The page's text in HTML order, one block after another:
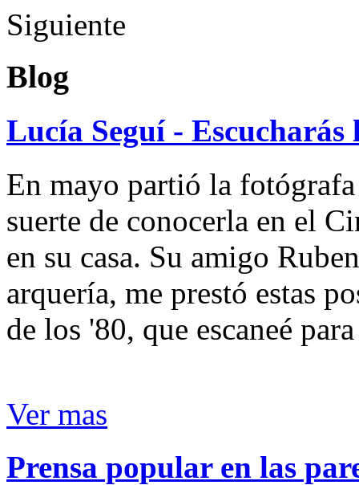
Siguiente
Blog
Lucía Seguí - Escucharás
En mayo partió la
suerte de conocerla en el
en su casa. Su amigo
arquería, me prestó estas
de los '80, que escaneé
Ver mas
Prensa popular en las